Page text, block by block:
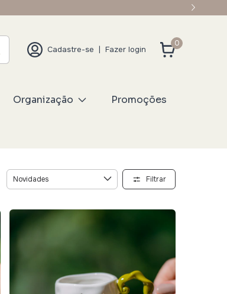
Cadastre-se | Fazer login
0
Organização Promoções
Filtrar